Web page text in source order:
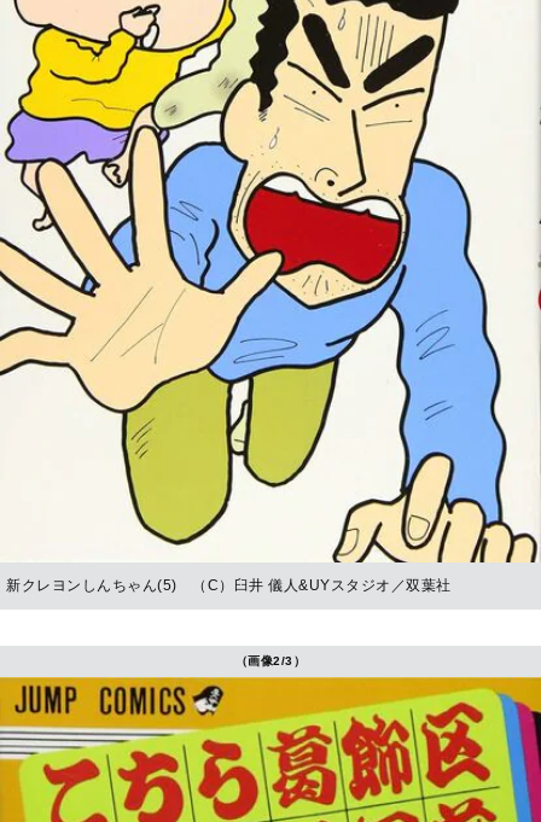
新クレヨンしんちゃん(5) （C）臼井 儀人&UYスタジオ／双葉社
（画像2/3）